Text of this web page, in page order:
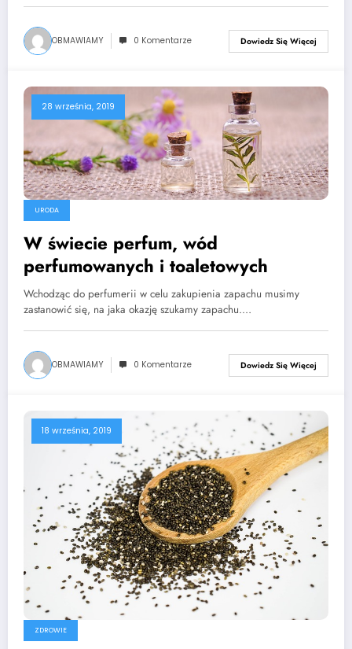
OBMAWIAMY 0 Komentarze Dowiedz Się Więcej
28 września, 2019
URODA
W świecie perfum, wód
perfumowanych i toaletowych
Wchodząc do perfumerii w celu zakupienia zapachu musimy
zastanowić się, na jaka okazję szukamy zapachu.…
OBMAWIAMY 0 Komentarze Dowiedz Się Więcej
18 września, 2019
ZDROWIE